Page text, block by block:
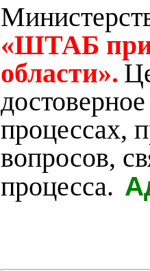
«ШТАБ при
области».
процессах,
вопросов,
процесса.